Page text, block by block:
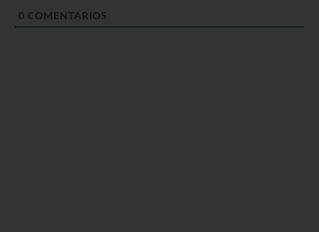
0 COMENTARIOS